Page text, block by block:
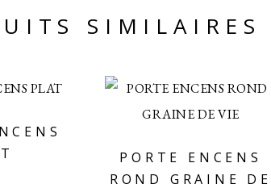
SIMILAIRES
PORTE ENCENS
ROND GRAINE